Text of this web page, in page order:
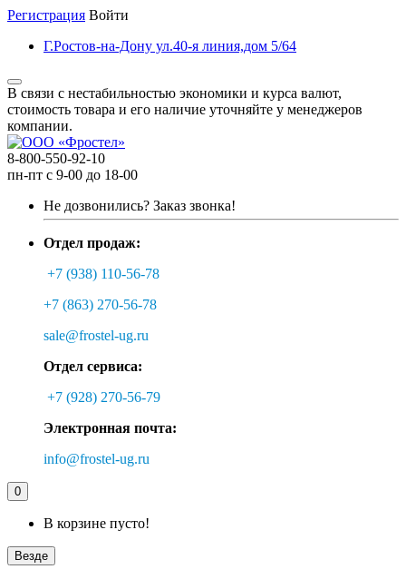
Регистрация Войти
Г.Ростов-на-Дону ул.40-я линия,дом 5/64
В связи с нестабильностью экономики и курса валют,
стоимость товара и его наличие уточняйте у менеджеров
компании.
8-800-550-92-10
пн-пт с 9-00 до 18-00
Не дозвонились? Заказ звонка!
Отдел продаж:
+7 (938) 110-56-78
+7 (863) 270-56-78
sale@frostel-ug.ru
Отдел сервиса:
+7 (928) 270-56-79
Электронная почта:
info@frostel-ug.ru
0
В корзине пусто!
Везде